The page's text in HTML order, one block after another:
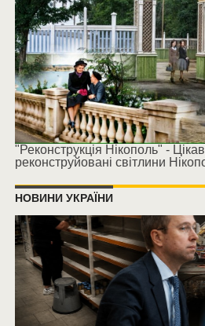
"Реконструкція Нікополь" -
реконструйовані світлини
НОВИНИ УКРАЇНИ